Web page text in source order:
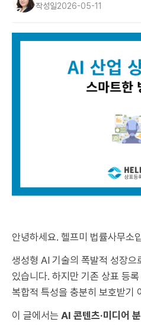
작성일2026-05-11
안녕하세요. 헬프미 법률사무소
생성형 AI 기술의 폭발적 성장으
있습니다. 하지만 기존 상표 등
복합적 특성을 충분히 보호받기
이 글에서는 AI 콘텐츠·미디어